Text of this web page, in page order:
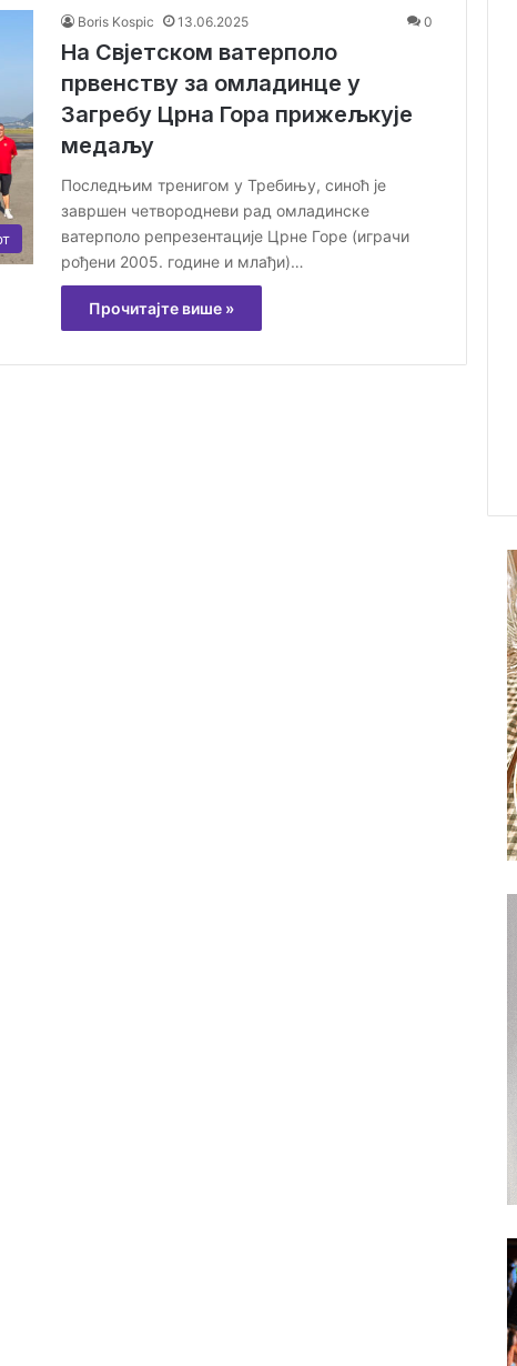
Boris Kospic 13.06.2025 0
На Свјетском ватерполо
првенству за омладинце у
Загребу Црна Гора прижељкује
медаљу
Последњим тренигом у Требињу, синоћ је
завршен четвородневи рад омладинске
ватерполо репрезентације Црне Горе (играчи
рођени 2005. године и млађи)…
Прочитајте више »